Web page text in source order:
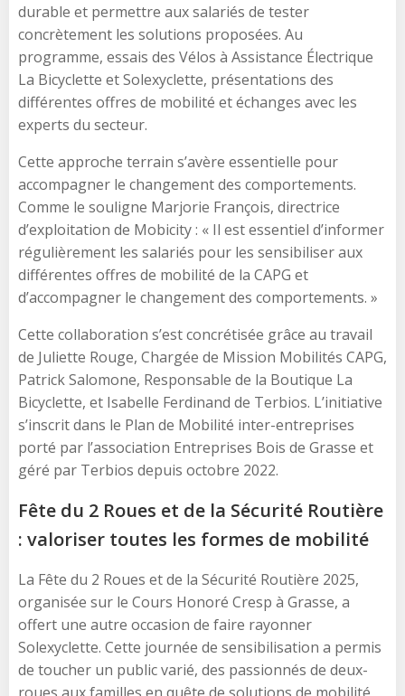
durable et permettre aux salariés de tester
concrètement les solutions proposées. Au
programme, essais des Vélos à Assistance Électrique
La Bicyclette et Solexyclette, présentations des
différentes offres de mobilité et échanges avec les
experts du secteur.
Cette approche terrain s’avère essentielle pour
accompagner le changement des comportements.
Comme le souligne Marjorie François, directrice
d’exploitation de Mobicity : « Il est essentiel d’informer
régulièrement les salariés pour les sensibiliser aux
différentes offres de mobilité de la CAPG et
d’accompagner le changement des comportements. »
Cette collaboration s’est concrétisée grâce au travail
de Juliette Rouge, Chargée de Mission Mobilités CAPG,
Patrick Salomone, Responsable de la Boutique La
Bicyclette, et Isabelle Ferdinand de Terbios. L’initiative
s’inscrit dans le Plan de Mobilité inter-entreprises
porté par l’association Entreprises Bois de Grasse et
géré par Terbios depuis octobre 2022.
Fête du 2 Roues et de la Sécurité Routière
: valoriser toutes les formes de mobilité
La Fête du 2 Roues et de la Sécurité Routière 2025,
organisée sur le Cours Honoré Cresp à Grasse, a
offert une autre occasion de faire rayonner
Solexyclette. Cette journée de sensibilisation a permis
de toucher un public varié, des passionnés de deux-